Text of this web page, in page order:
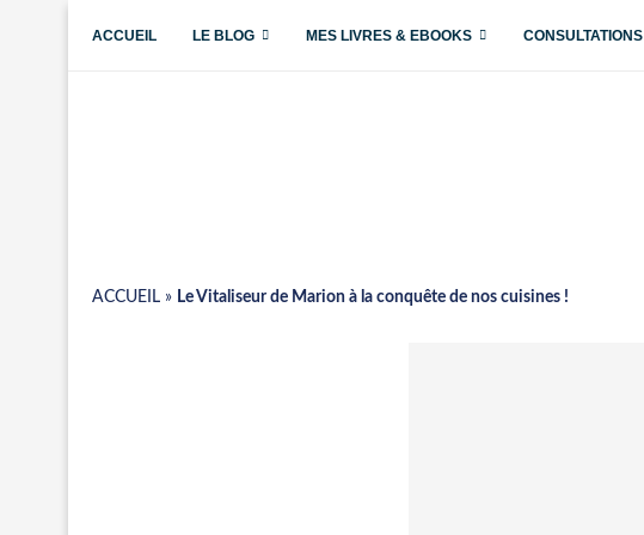
ACCUEIL LE BLOG MES LIVRES & EBOOKS CONSULTATIONS
ACCUEIL » Le Vitaliseur de Marion à la conquête de nos cuisines !